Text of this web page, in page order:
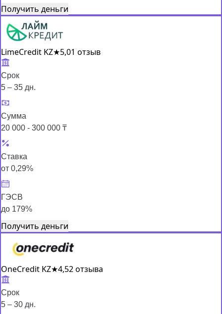
Получить деньги
LimeCredit KZ★5,01 отзыв
Срок
5 – 35 дн.
Сумма
20 000 - 300 000 ₸
Ставка
от 0,29%
ГЭСВ
до 179%
Получить деньги
OneCredit KZ★4,52 отзыва
Срок
5 – 30 дн.